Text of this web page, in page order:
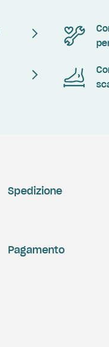
Spedizione
Pagamento